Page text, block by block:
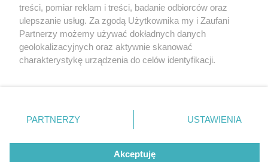
Nie zapomnij
zapoznać się z:
polityką prywatności regulamin korzystania z portali
Twojemiasto
Piekary Śląskie
Chorzów
Tarnowskie Góry
Gliwice
Skontakuj sięz nami
Kontakt
Wydawca
Redakcja
treści, pomiar reklam i treści, badanie odbiorców oraz
ulepszanie usług. Za zgodą Użytkownika my i Zaufani
Partnerzy możemy używać dokładnych danych
geolokalizacyjnych oraz aktywnie skanować
charakterystykę urządzenia do celów identyfikacji.
zmienić/wycofać klikając przycisk ustawień prywatności
znajdujący się w lewym dolnym rogu strony
rodzaje przetwarzania danych nie wymagają zgody
użytkownika, ale masz prawo sprzeciwić się takiemu
PARTNERZY USTAWIENIA
Akceptuję